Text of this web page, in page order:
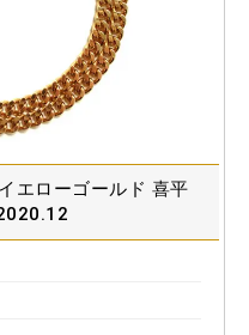
エローゴールド 喜平